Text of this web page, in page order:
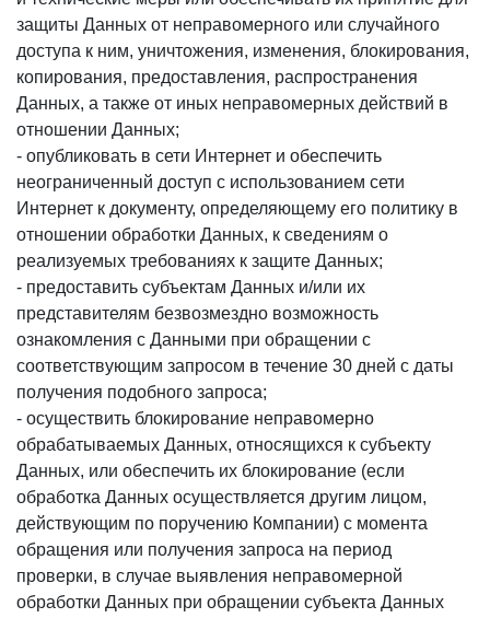
защиты Данных от неправомерного или случайного
доступа к ним, уничтожения, изменения, блокирования,
копирования, предоставления, распространения
Данных, а также от иных неправомерных действий в
отношении Данных;
- опубликовать в сети Интернет и обеспечить
неограниченный доступ с использованием сети
Интернет к документу, определяющему его политику в
отношении обработки Данных, к сведениям о
реализуемых требованиях к защите Данных;
- предоставить субъектам Данных и/или их
представителям безвозмездно возможность
ознакомления с Данными при обращении с
соответствующим запросом в течение 30 дней с даты
получения подобного запроса;
- осуществить блокирование неправомерно
обрабатываемых Данных, относящихся к субъекту
Данных, или обеспечить их блокирование (если
обработка Данных осуществляется другим лицом,
действующим по поручению Компании) с момента
обращения или получения запроса на период
проверки, в случае выявления неправомерной
обработки Данных при обращении субъекта Данных